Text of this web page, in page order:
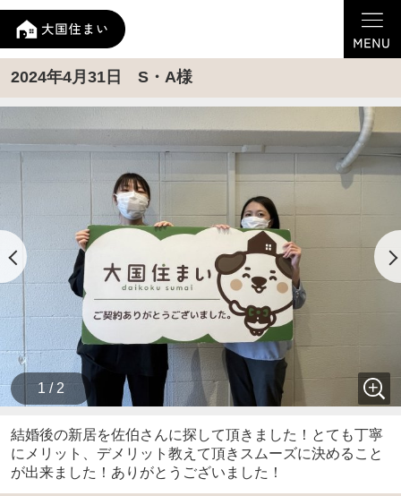
2024年4月31日 S・A様
1 / 2
結婚後の新居を佐伯さんに探して頂きました！とても丁寧
にメリット、デメリット教えて頂きスムーズに決めること
が出来ました！ありがとうございました！